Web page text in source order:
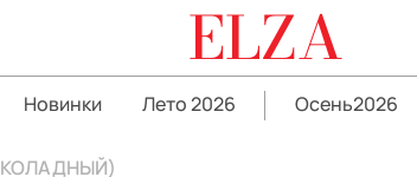
ELZA
Новинки Лето 2026 Осень2026